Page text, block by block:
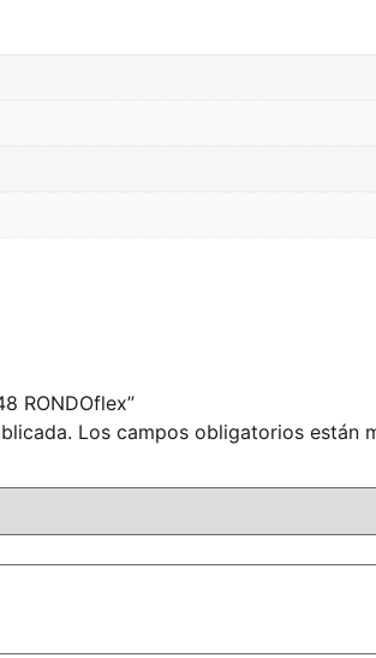
RONDOflex”
Los campos obligatorios están